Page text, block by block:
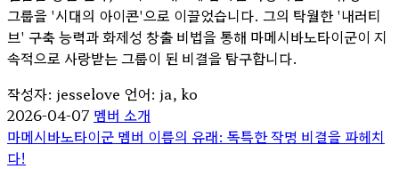
그룹을 '시대의 아이콘'으로 이끌었습니다. 그의 탁월한 '내러티
브' 구축 능력과 화제성 창출 비법을 통해 마메시바노타이군이 지
속적으로 사랑받는 그룹이 된 비결을 탐구합니다.
작성자: jesselove 언어: ja, ko
2026-04-07 멤버 소개
마메시바노타이군 멤버 이름의 유래: 독특한 작명 비결을 파헤치
다!